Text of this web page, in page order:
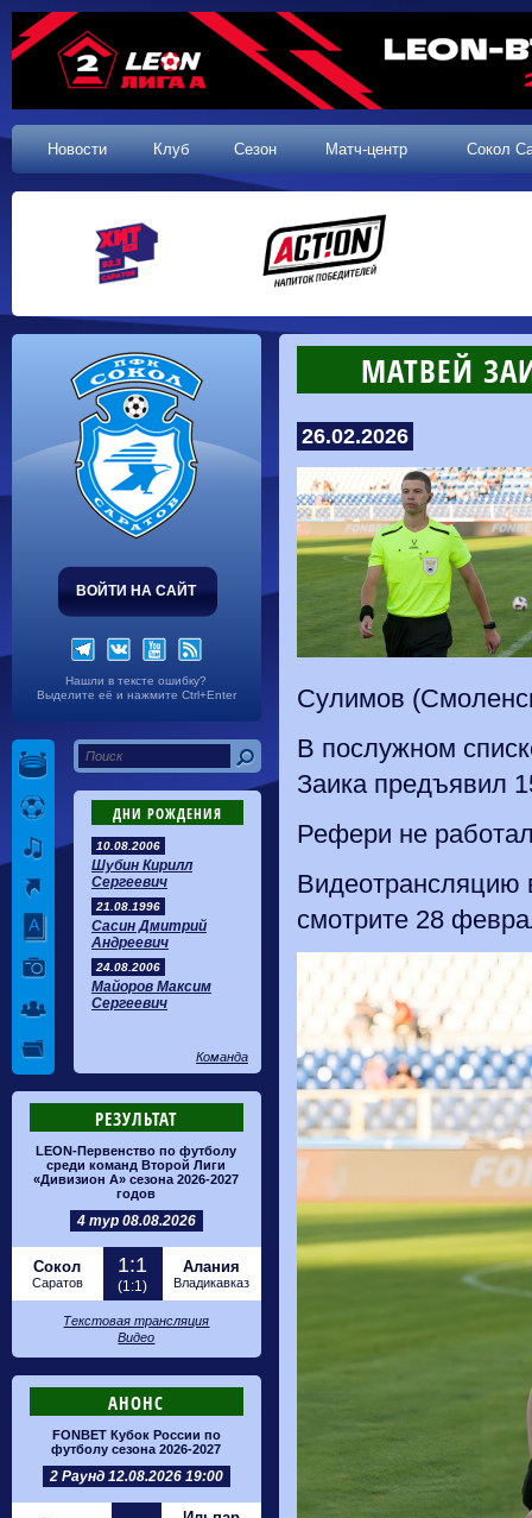
Новости Клуб Сезон Матч-центр Сокол
ВОЙТИ НА САЙТ
Нашли в тексте ошибку?
Выделите её и нажмите Ctrl+Enter
ДНИ РОЖДЕНИЯ
10.08.2006
Шубин Кирилл
Сергеевич
21.08.1996
Сасин Дмитрий
Андреевич
24.08.2006
Майоров Максим
Сергеевич
Команда
РЕЗУЛЬТАТ
LEON-Первенство по футболу
среди команд Второй Лиги
«Дивизион А» сезона 2026-2027
годов
4 тур 08.08.2026
Сокол
Саратов
1:1
(1:1)
Алания
Владикавказ
Текстовая трансляция
Видео
АНОНС
FONBET Кубок России по
футболу сезона 2026-2027
2 Раунд 12.08.2026 19:00
МАТВЕЙ
26.02.2026
Сулимов
В послужном
Заика предъявил
Рефери не
Видеотрансляцию
смотрите 28